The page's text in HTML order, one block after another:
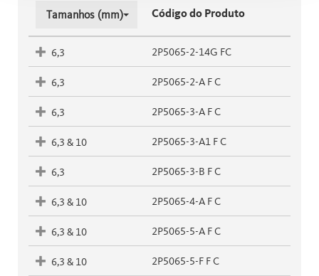
Tamanhos (mm) Código do Produto
6,3 2P5065-2-14G FC
6,3 2P5065-2-A F C
6,3 2P5065-3-A F C
6,3 & 10 2P5065-3-A1 F C
6,3 2P5065-3-B F C
6,3 & 10 2P5065-4-A F C
6,3 & 10 2P5065-5-A F C
6,3 & 10 2P5065-5-F F C